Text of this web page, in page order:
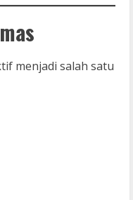
menjadi salah satu